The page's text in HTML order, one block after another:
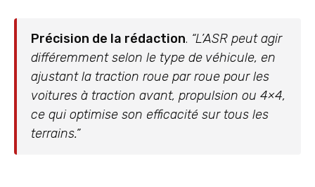
Précision de la rédaction. “L’ASR peut agir
différemment selon le type de véhicule, en
ajustant la traction roue par roue pour les
voitures à traction avant, propulsion ou 4×4,
ce qui optimise son efficacité sur tous les
terrains.”